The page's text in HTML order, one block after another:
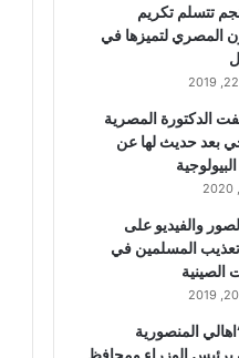
تتسلم تكريم
المصري لتميزها في
الدكتورة المصرية
بعد حديث لها عن
والفيديو على
المسلمين في
الصينية
المنصورية